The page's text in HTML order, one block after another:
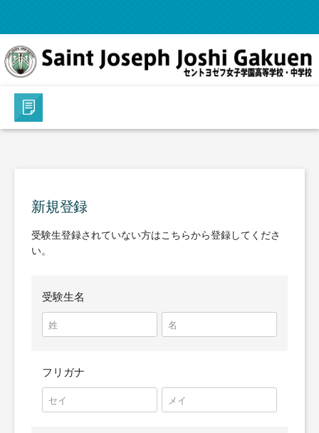
新規登録
受験生登録されていない方はこちらから登録してくださ
い。
受験生名
フリガナ